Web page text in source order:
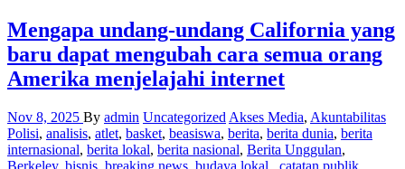
Mengapa undang-undang California yang
baru dapat mengubah cara semua orang
Amerika menjelajahi internet
Nov 8, 2025 By admin Uncategorized Akses Media, Akuntabilitas
Polisi, analisis, atlet, basket, beasiswa, berita, berita dunia, berita
internasional, berita lokal, berita nasional, Berita Unggulan,
Berkeley, bisnis breaking news budaya lokal. catatan publik